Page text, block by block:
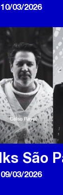
10/03/2026
São
09/03/2026